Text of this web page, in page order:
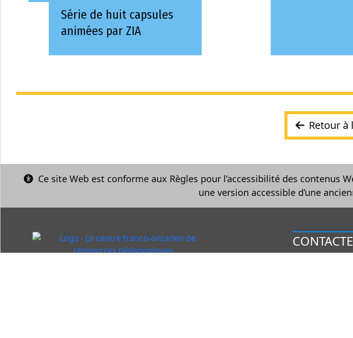
Série de huit capsules
animées par ZIA
Retour à
Ce site Web est conforme aux Règles pour l’accessibilité des contenus
une version accessible d’une
2445, boul.